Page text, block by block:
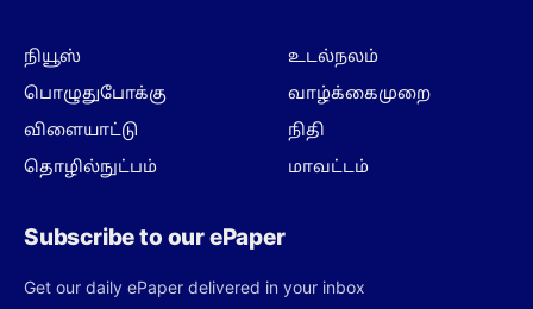
நியூஸ்
பொழுதுபோக்கு
விளையாட்டு
தொழில்நுட்பம்
உடல்நலம்
வாழ்க்கைமுறை
நிதி
மாவட்டம்
Subscribe to our ePaper
Get our daily ePaper delivered in your inbox